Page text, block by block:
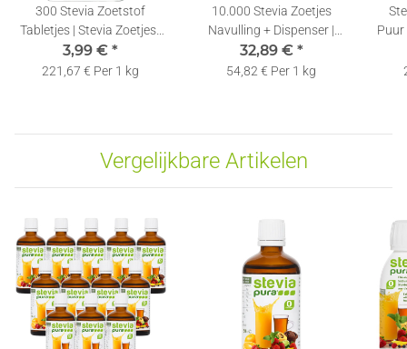
300 Stevia Zoetstof
Tabletjes | Stevia Zoetjes |
Zoetjes in een Dispenser
3,99 € *
221,67 € Per 1 kg
10.000 Stevia Zoetjes
Navulling + Dispenser |
Tabletjes |
Zoetstoftabletten
32,89 € *
54,82 € Per 1 kg
Puur
Vergelijkbare Artikelen